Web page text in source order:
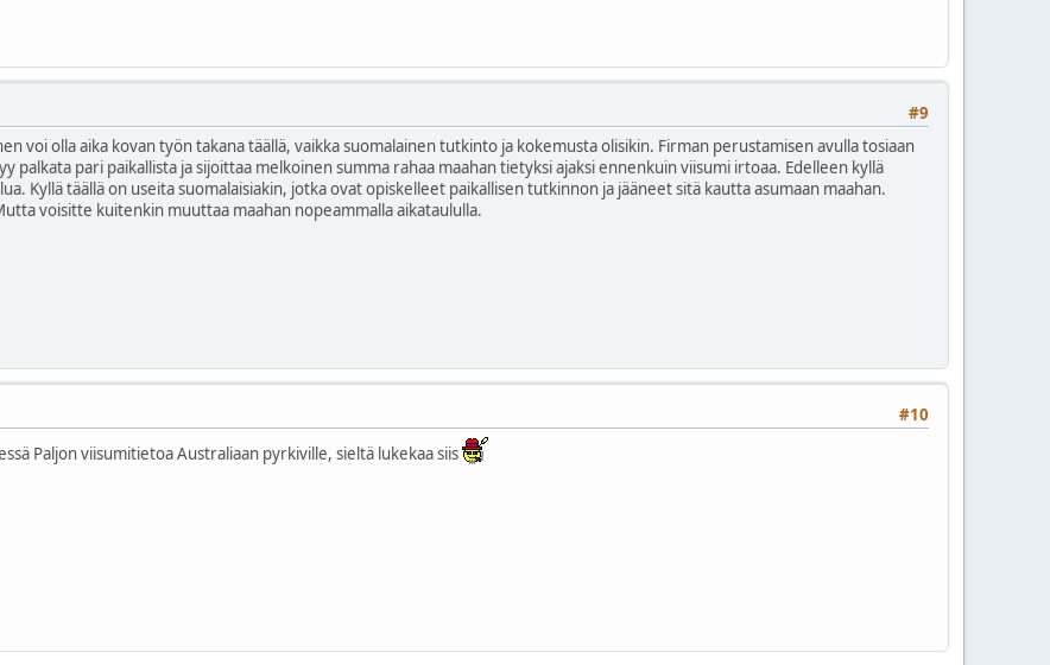
#9
voi olla aika kovan työn takana täällä, vaikka suomalainen tutkinto ja kokemusta olisikin. Firman perustamisen avulla tosiaan
palkata pari paikallista ja sijoittaa melkoinen summa rahaa maahan tietyksi ajaksi ennenkuin viisumi irtoaa. Edelleen kyllä
Kyllä täällä on useita suomalaisiakin, jotka ovat opiskelleet paikallisen tutkinnon ja jääneet sitä kautta asumaan maahan.
voisitte kuitenkin muuttaa maahan nopeammalla aikataululla.
#10
Paljon viisumitietoa Australiaan pyrkiville, sieltä lukekaa siis